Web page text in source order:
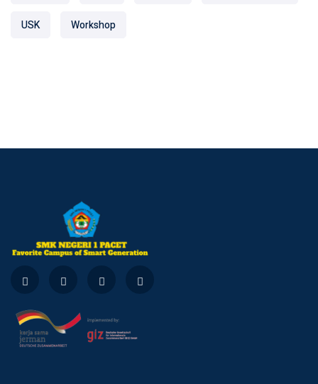
USK Workshop